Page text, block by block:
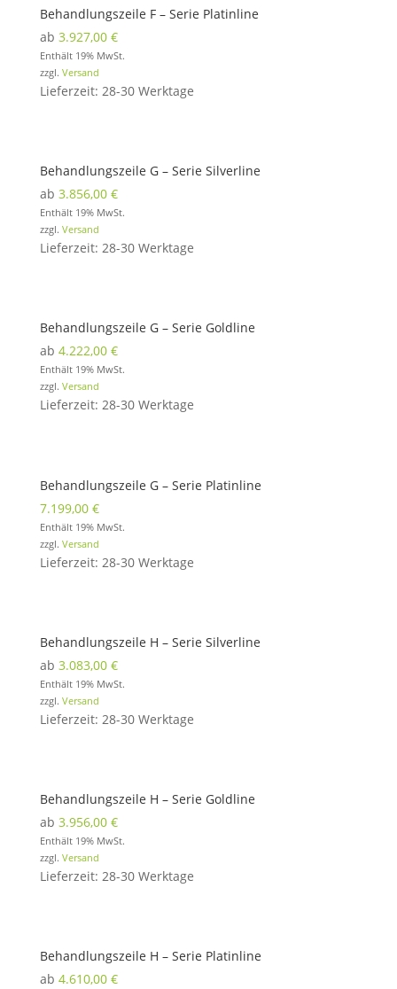
Behandlungszeile F – Serie Platinline
ab 3.927,00 €
Enthält 19% MwSt.
zzgl. Versand
Lieferzeit: 28-30 Werktage
Behandlungszeile G – Serie Silverline
ab 3.856,00 €
Enthält 19% MwSt.
zzgl. Versand
Lieferzeit: 28-30 Werktage
Behandlungszeile G – Serie Goldline
ab 4.222,00 €
Enthält 19% MwSt.
zzgl. Versand
Lieferzeit: 28-30 Werktage
Behandlungszeile G – Serie Platinline
7.199,00 €
Enthält 19% MwSt.
zzgl. Versand
Lieferzeit: 28-30 Werktage
Behandlungszeile H – Serie Silverline
ab 3.083,00 €
Enthält 19% MwSt.
zzgl. Versand
Lieferzeit: 28-30 Werktage
Behandlungszeile H – Serie Goldline
ab 3.956,00 €
Enthält 19% MwSt.
zzgl. Versand
Lieferzeit: 28-30 Werktage
Behandlungszeile H – Serie Platinline
ab 4.610,00 €